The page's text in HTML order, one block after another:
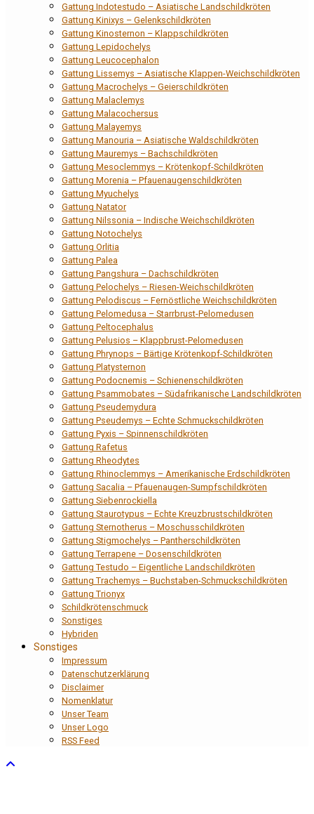
Gattung Indotestudo – Asiatische Landschildkröten
Gattung Kinixys – Gelenkschildkröten
Gattung Kinosternon – Klappschildkröten
Gattung Lepidochelys
Gattung Leucocephalon
Gattung Lissemys – Asiatische Klappen-Weichschildkröten
Gattung Macrochelys – Geierschildkröten
Gattung Malaclemys
Gattung Malacochersus
Gattung Malayemys
Gattung Manouria – Asiatische Waldschildkröten
Gattung Mauremys – Bachschildkröten
Gattung Mesoclemmys – Krötenkopf-Schildkröten
Gattung Morenia – Pfauenaugenschildkröten
Gattung Myuchelys
Gattung Natator
Gattung Nilssonia – Indische Weichschildkröten
Gattung Notochelys
Gattung Orlitia
Gattung Palea
Gattung Pangshura – Dachschildkröten
Gattung Pelochelys – Riesen-Weichschildkröten
Gattung Pelodiscus – Fernöstliche Weichschildkröten
Gattung Pelomedusa – Starrbrust-Pelomedusen
Gattung Peltocephalus
Gattung Pelusios – Klappbrust-Pelomedusen
Gattung Phrynops – Bärtige Krötenkopf-Schildkröten
Gattung Platysternon
Gattung Podocnemis – Schienenschildkröten
Gattung Psammobates – Südafrikanische Landschildkröten
Gattung Pseudemydura
Gattung Pseudemys – Echte Schmuckschildkröten
Gattung Pyxis – Spinnenschildkröten
Gattung Rafetus
Gattung Rheodytes
Gattung Rhinoclemmys – Amerikanische Erdschildkröten
Gattung Sacalia – Pfauenaugen-Sumpfschildkröten
Gattung Siebenrockiella
Gattung Staurotypus – Echte Kreuzbrustschildkröten
Gattung Sternotherus – Moschusschildkröten
Gattung Stigmochelys – Pantherschildkröten
Gattung Terrapene – Dosenschildkröten
Gattung Testudo – Eigentliche Landschildkröten
Gattung Trachemys – Buchstaben-Schmuckschildkröten
Gattung Trionyx
Schildkrötenschmuck
Sonstiges
Hybriden
Sonstiges
Impressum
Datenschutzerklärung
Disclaimer
Nomenklatur
Unser Team
Unser Logo
RSS Feed